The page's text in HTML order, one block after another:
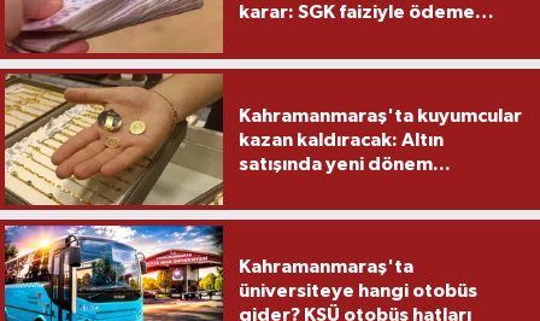
karar: SGK faiziyle ödeme
Kahramanmaraş'ta kuyumcular
kazan kaldıracak: Altın
satışında yeni dönem...
Kahramanmaraş'ta
üniversiteye hangi otobüs
gider? KSÜ otobüs hatları